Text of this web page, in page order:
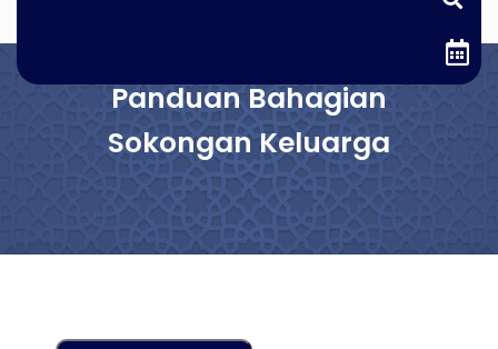
Panduan Bahagian
Sokongan Keluarga